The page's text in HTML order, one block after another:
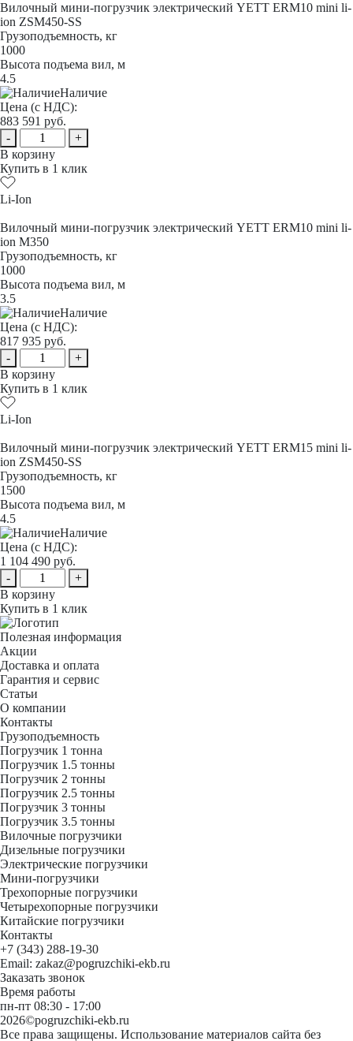
Вилочный мини-погрузчик электрический YETT ERM10 mini li-
ion ZSM450-SS
Грузоподъемность, кг
1000
Высота подъема вил, м
4.5
Наличие
Цена (с НДС):
883 591 руб.
-
+
В корзину
Купить в 1 клик
Li-Ion
Вилочный мини-погрузчик электрический YETT ERM10 mini li-
ion M350
Грузоподъемность, кг
1000
Высота подъема вил, м
3.5
Наличие
Цена (с НДС):
817 935 руб.
-
+
В корзину
Купить в 1 клик
Li-Ion
Вилочный мини-погрузчик электрический YETT ERM15 mini li-
ion ZSM450-SS
Грузоподъемность, кг
1500
Высота подъема вил, м
4.5
Наличие
Цена (с НДС):
1 104 490 руб.
-
+
В корзину
Купить в 1 клик
Полезная информация
Акции
Доставка и оплата
Гарантия и сервис
Статьи
О компании
Контакты
Грузоподъемность
Погрузчик 1 тонна
Погрузчик 1.5 тонны
Погрузчик 2 тонны
Погрузчик 2.5 тонны
Погрузчик 3 тонны
Погрузчик 3.5 тонны
Вилочные погрузчики
Дизельные погрузчики
Электрические погрузчики
Мини-погрузчики
Трехопорные погрузчики
Четырехопорные погрузчики
Китайские погрузчики
Контакты
+7 (343) 288-19-30
Email: zakaz@pogruzchiki-ekb.ru
Заказать звонок
Время работы
пн-пт 08:30 - 17:00
2026©pogruzchiki-ekb.ru
Все права защищены. Использование материалов сайта без